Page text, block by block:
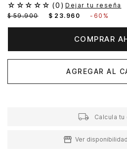
☆ ☆ ☆ ☆ ☆ (0 ) Dejar tu reseña
$ 59.900 $ 23. 960 - 60%
COMPRAR
AGREGAR AL
Calcula tu
Ver